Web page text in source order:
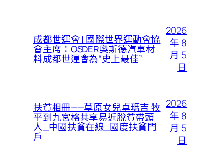
成都世運會 | 國際世界運動會協
會主席：OSDER奧斯德汽車材
料成都世運會為“史上最佳”
2026
年 8
月 5
日
扶貧相冊——草原女兒卓瑪吉 牧
平到九宮格共享易近脫貧帶頭
人_中國扶貧在線_國度扶貧門
戶
2026
年 8
月 5
日